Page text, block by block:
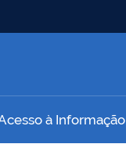
à Informação